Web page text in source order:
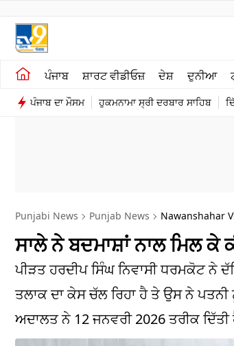
ਪੰਜਾਬ ਸ਼ਾਰਟ ਵੀਡੀਓਜ਼ ਦੇਸ਼ ਦੁਨੀਆ
ਪੰਜਾਬ ਦਾ ਮੌਸਮ ਹੁਕਮਨਾਮਾ ਸ੍ਰੀ ਦਰਬਾਰ ਸਾਹਿਬ
ਖੇਤੀਬਾੜੀ
ਸ਼ਾਰਟ ਵੀਡੀਓਜ਼
Punjabi News Punjab News Nawanshahar
ਸਾਲੇ ਨੇ ਬਦਮਾਸ਼ਾਂ ਨਾਲ ਮਿਲ ਕੇ
ਪੀੜਤ ਹਰਦੀਪ ਸਿੰਘ ਨਿਵਾਸੀ ਧਰਮਕੋਟ ਨੇ
ਤਲਾਕ ਦਾ ਕੇਸ ਚੱਲ ਰਿਹਾ ਹੈ ਤੇ ਉਸ ਨੇ
ਅਦਾਲਤ ਨੇ 12 ਜਨਵਰੀ 2026 ਤਰੀਕ